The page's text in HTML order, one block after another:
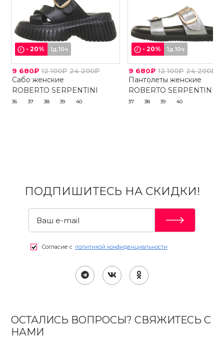
-20% 1д 10ч
9 680₽ 12 100₽ 24 200₽
Сабо женские
ROBERTO SERPENTINI
36 37 38 39 40
-20% 1д 10ч
9 680₽ 12 100₽ 24 200₽
Пантолеты женские
ROBERTO SERPENTINI
37 38 39 40
ПОДПИШИТЕСЬ НА СКИДКИ!
Согласие с политикой конфиденциальности
ОСТАЛИСЬ ВОПРОСЫ? СВЯЖИТЕСЬ С
НАМИ